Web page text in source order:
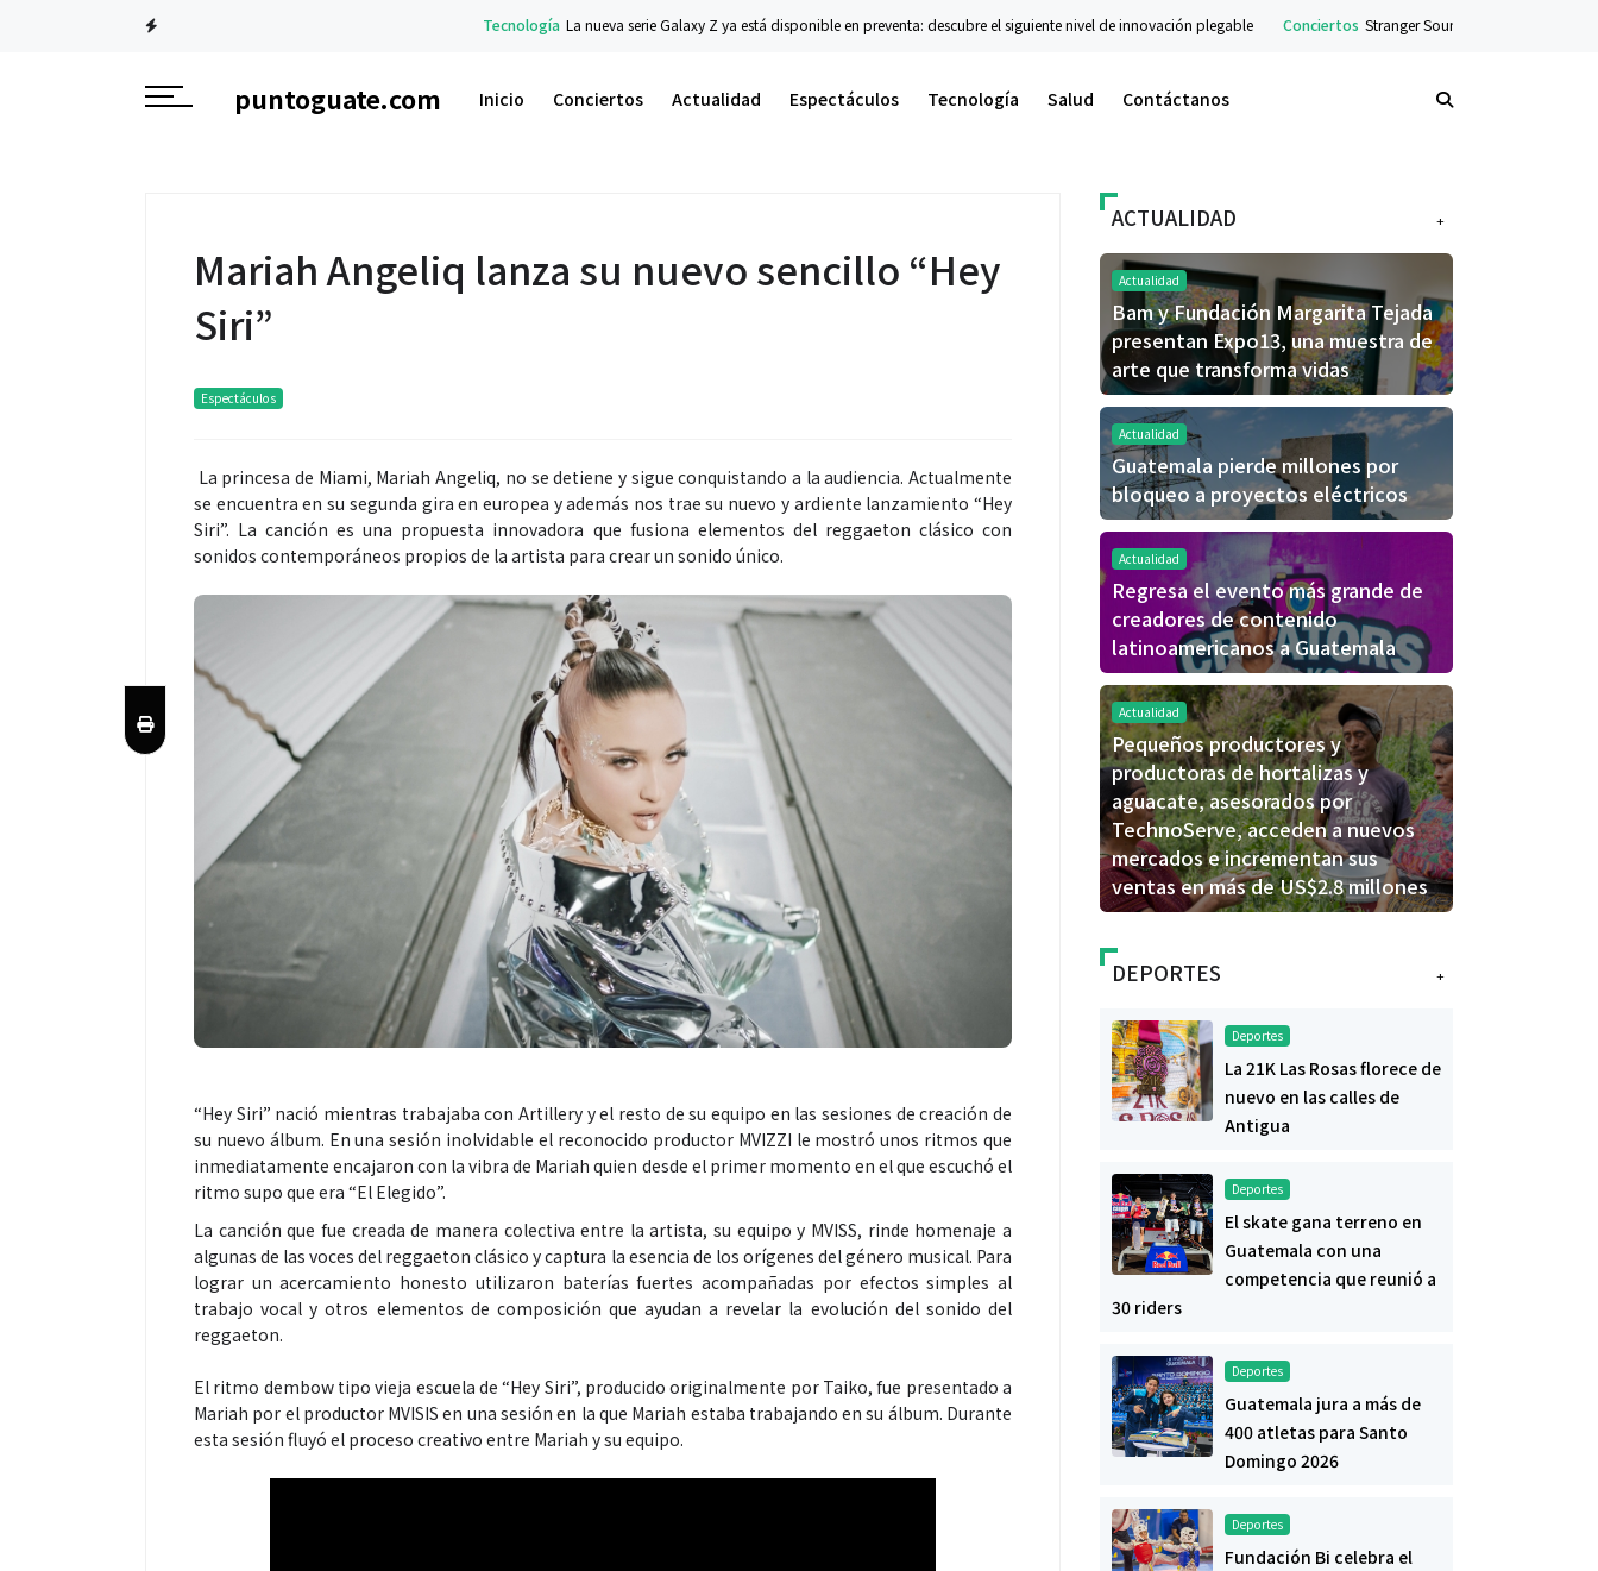
Tecnología La nueva serie Galaxy Z ya está disponible en preventa: descubre el siguiente nivel de innovación plegable Conciertos Stranger Sounds llega a Guatemala con
puntoguate.com Inicio Conciertos Actualidad Espectáculos Tecnología Salud Contáctanos
Mariah Angeliq lanza su nuevo sencillo “Hey
Siri”
Espectáculos
La princesa de Miami, Mariah Angeliq, no se detiene y sigue conquistando a la audiencia. Actualmente
se encuentra en su segunda gira en europea y además nos trae su nuevo y ardiente lanzamiento “Hey
Siri”. La canción es una propuesta innovadora que fusiona elementos del reggaeton clásico con
sonidos contemporáneos propios de la artista para crear un sonido único.
“Hey Siri” nació mientras trabajaba con Artillery y el resto de su equipo en las sesiones de creación de
su nuevo álbum. En una sesión inolvidable el reconocido productor MVIZZI le mostró unos ritmos que
inmediatamente encajaron con la vibra de Mariah quien desde el primer momento en el que escuchó el
ritmo supo que era “El Elegido”.
La canción que fue creada de manera colectiva entre la artista, su equipo y MVISS, rinde homenaje a
algunas de las voces del reggaeton clásico y captura la esencia de los orígenes del género musical. Para
lograr un acercamiento honesto utilizaron baterías fuertes acompañadas por efectos simples al
trabajo vocal y otros elementos de composición que ayudan a revelar la evolución del sonido del
reggaeton.
El ritmo dembow tipo vieja escuela de “Hey Siri”, producido originalmente por Taiko, fue presentado a
Mariah por el productor MVISIS en una sesión en la que Mariah estaba trabajando en su álbum. Durante
esta sesión fluyó el proceso creativo entre Mariah y su equipo.
+
ACTUALIDAD
Actualidad
Bam y Fundación Margarita Tejada
presentan Expo13, una muestra de
arte que transforma vidas
Actualidad
Guatemala pierde millones por
bloqueo a proyectos eléctricos
Actualidad
Regresa el evento más grande de
creadores de contenido
latinoamericanos a Guatemala
Actualidad
Pequeños productores y
productoras de hortalizas y
aguacate, asesorados por
TechnoServe, acceden a nuevos
mercados e incrementan sus
ventas en más de US$2.8 millones
+
DEPORTES
Deportes
La 21K Las Rosas florece de
nuevo en las calles de
Antigua
Deportes
El skate gana terreno en
Guatemala con una
competencia que reunió a
30 riders
Deportes
Guatemala jura a más de
400 atletas para Santo
Domingo 2026
Deportes
Fundación Bi celebra el